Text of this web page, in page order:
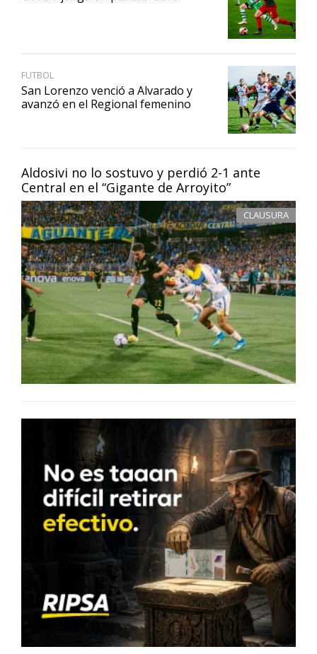
Aldosivi no lo sostuvo y perdió 2-1 ante
Central en el “Gigante de Arroyito”
CLAUSURA
FUTBOL
San Lorenzo venció a Alvarado y
avanzó en el Regional femenino